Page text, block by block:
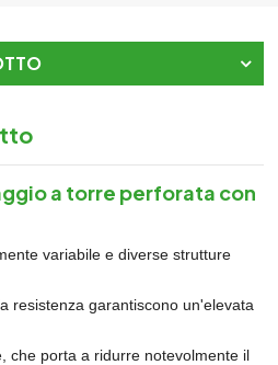
a torre perforata con
variabile e diverse strutture
resistenza garantiscono un'elevata
che porta a ridurre notevolmente il